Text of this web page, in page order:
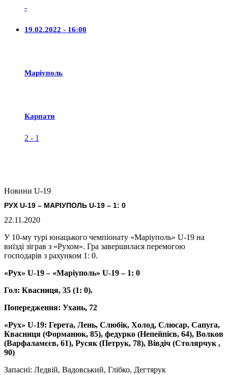
-
19.02.2022 - 16:00
Маріуполь
Карпати
2 - 1
Новини U-19
РУХ U-19 – МАРІУПОЛЬ U-19 – 1: 0
22.11.2020
У 10-му турі юнацького чемпіонату «Маріуполь» U-19 на
виїзді зіграв з «Рухом». Гра завершилася перемогою
господарів з рахунком 1: 0.
«Рух» U-19 – «Маріуполь» U-19 – 1: 0
Гол: Квасниця, 35 (1: 0).
Попередження: Ухань, 72
«Рух» U-19: Герета, Лень, Слюбік, Холод, Слюсар, Сапуга,
Квасниця (Форманюк, 85), федурко (Непейпієв, 64), Волков
(Варфаламєєв, 61), Русяк (Петрук, 78), Вівдіч (Столярчук ,
90)
Запасні: Ледвій, Вадовський, Глібко, Дегтярук